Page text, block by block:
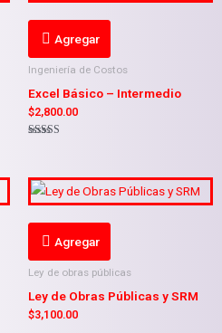
Agregar
Ingeniería de Costos
Excel Básico – Intermedio
$2,800.00
Agregar
Ley de obras públicas
Ley de Obras Públicas y SRM
$3,100.00